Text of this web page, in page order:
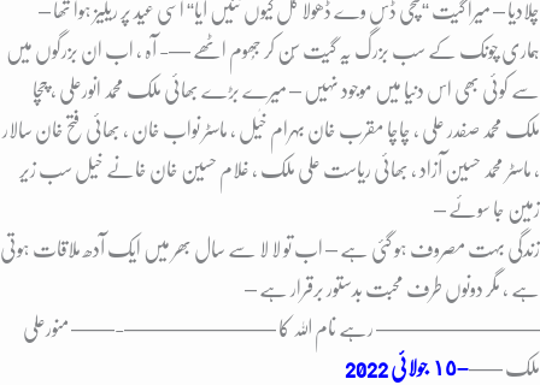
چلادیا – میرا گیت “سچی ڈس وے ڈھولا کل کیوں نئیں آیا“ اسی عید پر ریلیز ہوا تھا –
ہماری چونک کے سب بزرگ یہ گیت سُن کر جُھوم اٹھے —- آہ ، اب ان بزرگوں میں
سے کوئی بھی اس دنیا میں موجود نہیں – میرے بڑے بھائی ملک محمد انورعلی ، چچا
ملک محمد صفدر علی ، چاچا مقرب خان بہرام خٰیل ، ماسٹر نواب خان ، بھائی فتح خان سالار
، ماسٹر محمد حسین آزاد ، بھائی ریاست علی ملک ، غلام حسین خان خانے خیل سب زیر
زمین جا سوئے –
زندگی بہت مصروف ہو گئی ہے – اب تو لا لا سے سال بھر میں ایک آدھ ملاقات ہوتی
ہے ، مگر دونوں طرف محبت بدستور برقرار ہے –
———————– رہے نام اللہ کا ———————-—— منورعلی
ملک —––١٥ جولائی 2022